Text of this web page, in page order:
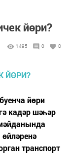
йөри?
1495 0 0
йөри
кадәр шәһәр
транспорт